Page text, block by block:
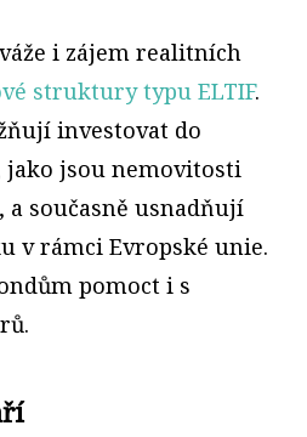
i zájem realitních
struktury typu ELTIF.
investovat do
jako jsou nemovitosti
současně usnadňují
v rámci Evropské unie.
pomoct i s